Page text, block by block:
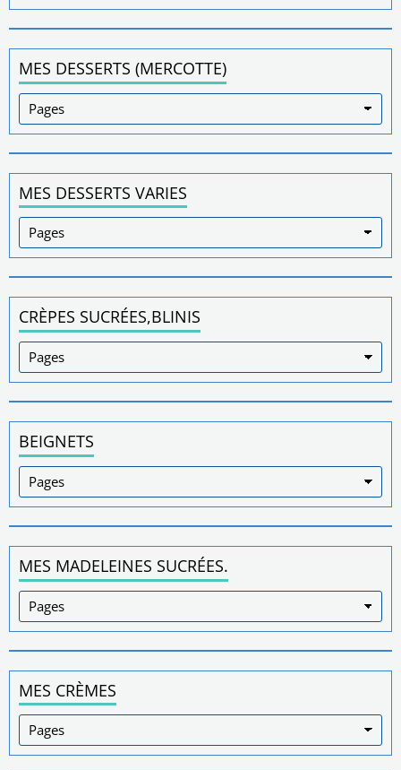
MES DESSERTS (MERCOTTE)
MES DESSERTS VARIES
CRÈPES SUCRÉES,BLINIS
BEIGNETS
MES MADELEINES SUCRÉES.
MES CRÈMES